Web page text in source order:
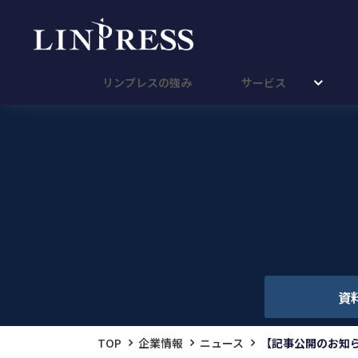
リンプレスの強み サービス
資
TOP 企業情報 ニュース 【記事公開のお